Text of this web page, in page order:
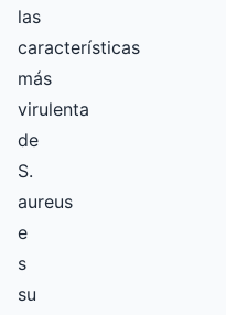
las
características
más
virulenta
de
S.
aureus
e
s
su